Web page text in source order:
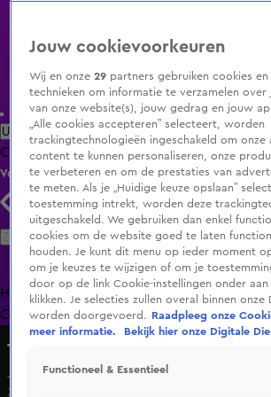
Uitzending Gemist Populaire programma's Zenders
ClipsFilmsRadioSmart TV inlogShop
Volg KIJK
Zoeken
HomeUitzending Gemist Programma's
OranjezomerLivestreamsShop
The Bicycle Race
Joshua en Bart raken in paniek tijdens
Zo 17 mei, 19:58
Jouw cookievoorkeuren
Wij en onze29 partners gebruiken cookies
technieken om informatie te verzamelen over
van onze website(s), jouw gedrag en jouw
„Alle cookies accepteren” selecteert, worden
trackingtechnologieën ingeschakeld om onze
content te kunnen personaliseren, onze
te verbeteren en om de prestaties van
te meten. Als je „Huidige keuze opslaan”
toestemming intrekt, worden deze
uitgeschakeld. We gebruiken dan enkel
cookies om de website goed te laten
houden. Je kunt dit menu op ieder moment
om je keuzes te wijzigen of om je
door op de link Cookie-instellingen onder
klikken. Je selecties zullen overal binnen onze
worden doorgevoerd.
Raadpleeg onze
meer informatie.
Bekijk hier onze Digitale
Functioneel & Essentieel